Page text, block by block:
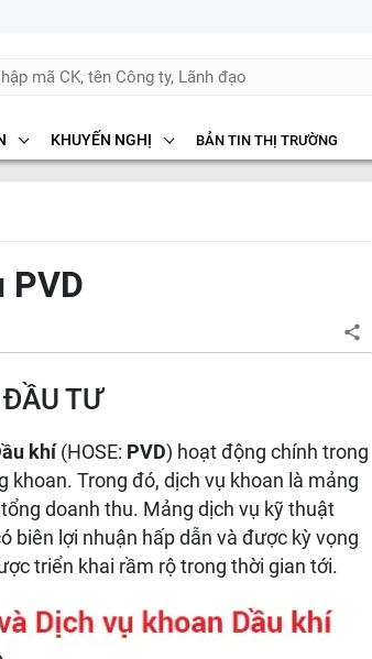
KHUYẾN NGHỊ BẢN TIN THỊ TRƯỜNG
PVD
TƯ
khí (HOSE: PVD) hoạt động chính trong
khoan. Trong đó, dịch vụ khoan là mảng
doanh thu. Mảng dịch vụ kỹ thuật
biên lợi nhuận hấp dẫn và được kỳ vọng
triển khai rầm rộ trong thời gian tới.